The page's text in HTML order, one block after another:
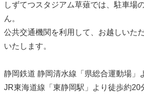
しずてつスタジアム草薙では、駐車場
ん。
公共交通機関を利用して、お越しいた
いたします。
静岡鉄道 静岡清水線「県総合運動場」
JR東海道線「東静岡駅」より徒歩約20